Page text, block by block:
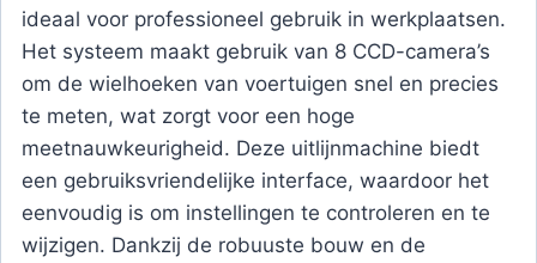
ideaal voor professioneel gebruik in werkplaatsen.
Het systeem maakt gebruik van 8 CCD-camera’s
om de wielhoeken van voertuigen snel en precies
te meten, wat zorgt voor een hoge
meetnauwkeurigheid. Deze uitlijnmachine biedt
een gebruiksvriendelijke interface, waardoor het
eenvoudig is om instellingen te controleren en te
wijzigen. Dankzij de robuuste bouw en de